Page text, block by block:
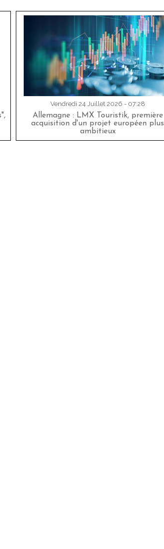
Vendredi 24 Juillet 2026 - 07:28
Allemagne : LMX Touristik, première
acquisition d'un projet européen plus
ambitieux